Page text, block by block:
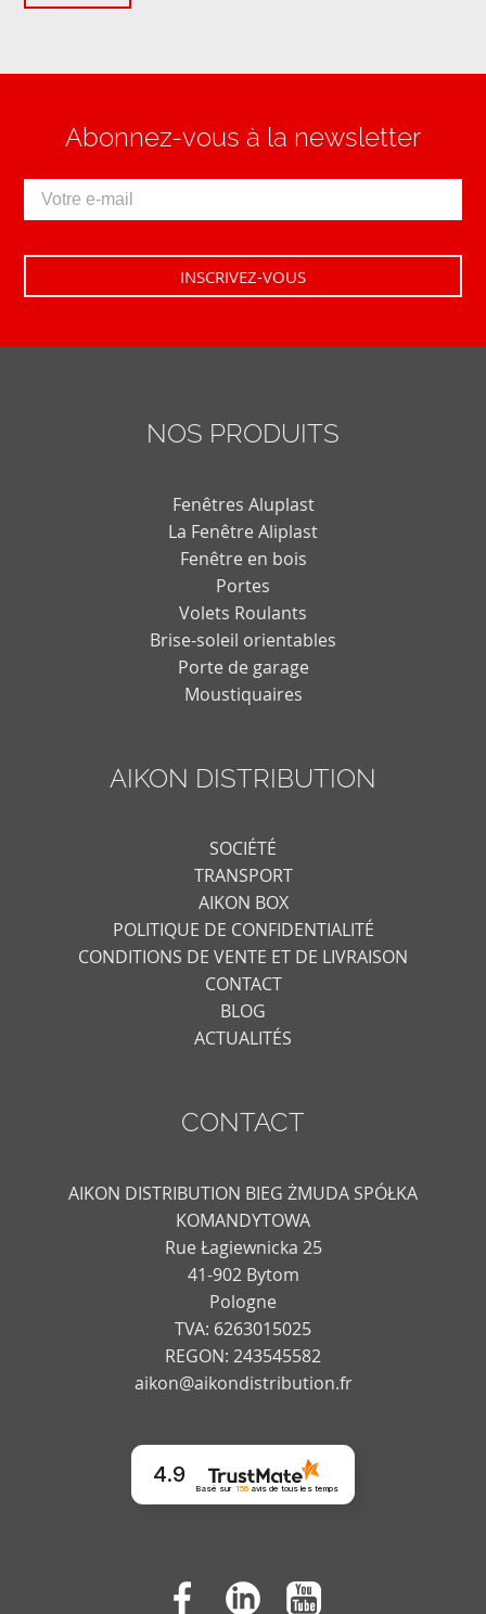
Abonnez-vous à la newsletter
NOS PRODUITS
Fenêtres Aluplast
La Fenêtre Aliplast
Fenêtre en bois
Portes
Volets Roulants
Brise-soleil orientables
Porte de garage
Moustiquaires
AIKON DISTRIBUTION
SOCIÉTÉ
TRANSPORT
AIKON BOX
POLITIQUE DE CONFIDENTIALITÉ
CONDITIONS DE VENTE ET DE LIVRAISON
CONTACT
BLOG
ACTUALITÉS
CONTACT
AIKON DISTRIBUTION BIEG ŻMUDA SPÓŁKA
KOMANDYTOWA
Rue Łagiewnicka 25
41-902 Bytom
Pologne
TVA: 6263015025
REGON: 243545582
aikon@aikondistribution.fr
4.9
Basé sur 156avis de tous les temps